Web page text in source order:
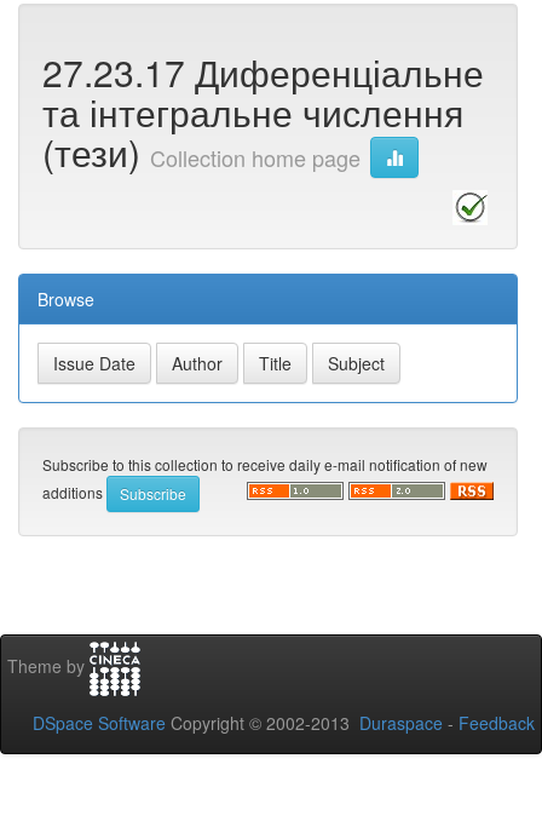
27.23.17 Диференціальне
та інтегральне числення
(тези) Collection home page
Browse
Subscribe to this collection to receive daily e-mail notification of new
additions
Theme by
DSpace Software Copyright © 2002-2013 Duraspace - Feedback